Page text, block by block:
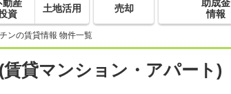
動産
資
土地活用 売却
助成金
情報
ンの賃貸情報 物件一覧
貸マンション・アパート)